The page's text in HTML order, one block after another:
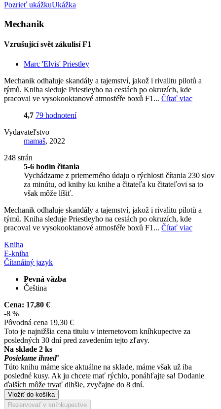
Pozrieť ukážkuUkážka
Mechanik
Vzrušující svět zákulisí F1
Marc 'Elvis' Priestley
Mechanik odhaluje skandály a tajemství, jakož i rivalitu pilotů a
týmů. Kniha sleduje Priestleyho na cestách po okruzích, kde
pracoval ve vysokooktanové atmosféře boxů F1... Čítať viac
4,7 79 hodnotení
Vydavateľstvo
mamaš, 2022
248 strán
5-6 hodín čítania
Vychádzame z priemerného údaju o rýchlosti čítania 230 slov
za minútu, od knihy ku knihe a čitateľa ku čitateľovi sa to
však môže líšiť.
Mechanik odhaluje skandály a tajemství, jakož i rivalitu pilotů a
týmů. Kniha sleduje Priestleyho na cestách po okruzích, kde
pracoval ve vysokooktanové atmosféře boxů F1... Čítať viac
Kniha
E-kniha
Čítanáiný jazyk
Pevná väzba
Čeština
Cena: 17,80 €
-8 %
Pôvodná cena 19,30 €
Toto je najnižšia cena titulu v internetovom kníhkupectve za
posledných 30 dní pred zavedením tejto zľavy.
Na sklade 2 ks
Posielame ihneď
Túto knihu máme síce aktuálne na sklade, máme však už iba
posledné kusy. Ak ju chcete mať rýchlo, ponáhľajte sa! Dodanie
ďalších môže trvať dlhšie, zvyčajne do 8 dní.
Vložiť do košíka
Rezervovať v kníhkupectve